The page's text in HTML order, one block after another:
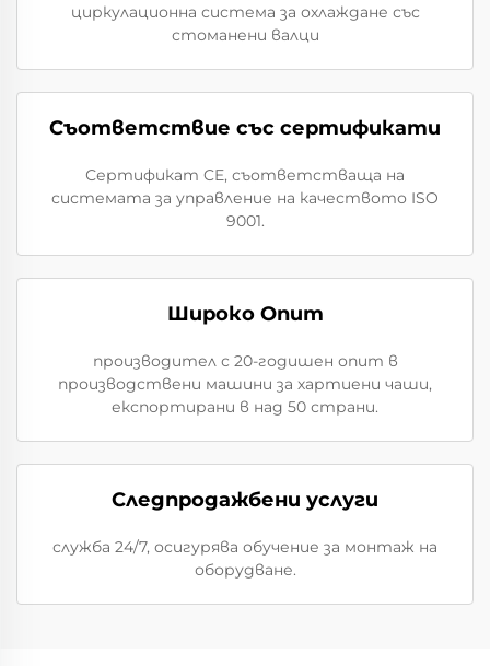
циркулационна система за охлаждане със
стоманени валци
Съответствие със сертификати
Сертификат CE, съответстваща на
системата за управление на качеството ISO
9001.
Широко Опит
производител с 20-годишен опит в
производствени машини за хартиени чаши,
експортирани в над 50 страни.
Следпродажбени услуги
служба 24/7, осигурява обучение за монтаж на
оборудване.